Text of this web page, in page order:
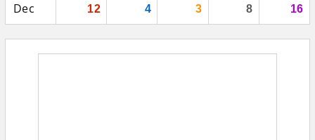
Dec 12 4 3 8 16